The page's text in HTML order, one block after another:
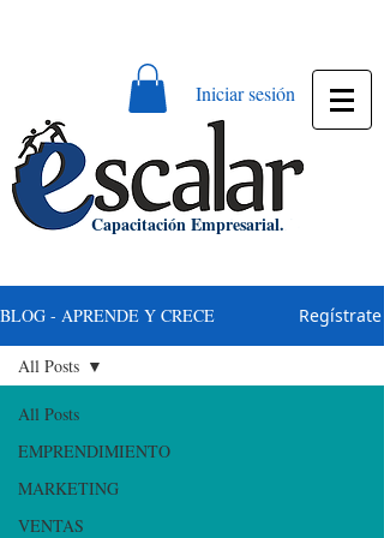
Capacitación Empresarial.
Iniciar sesión
BLOG - APRENDE Y CRECE Regístrate
All Posts
EMPRENDIMIENTO
MARKETING
VENTAS
All Posts